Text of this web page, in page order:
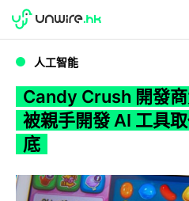
WWDC 2026
人工智能
Candy Crush 開發
被親手開發 AI 工具
底